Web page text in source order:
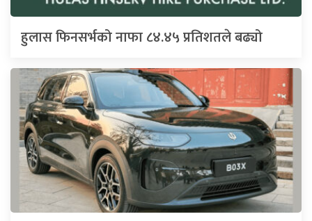
हुलास फिनसर्भको नाफा ८४.४५ प्रतिशतले बढ्यो